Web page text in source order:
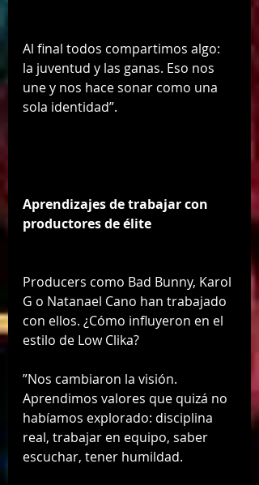
Al final todos compartimos algo:
la juventud y las ganas. Eso nos
une y nos hace sonar como una
sola identidad”.
Aprendizajes de trabajar con
productores de élite
Producers como Bad Bunny, Karol
G o Natanael Cano han trabajado
con ellos. ¿Cómo influyeron en el
estilo de Low Clika?
”Nos cambiaron la visión.
Aprendimos valores que quizá no
habíamos explorado: disciplina
real, trabajar en equipo, saber
escuchar, tener humildad.